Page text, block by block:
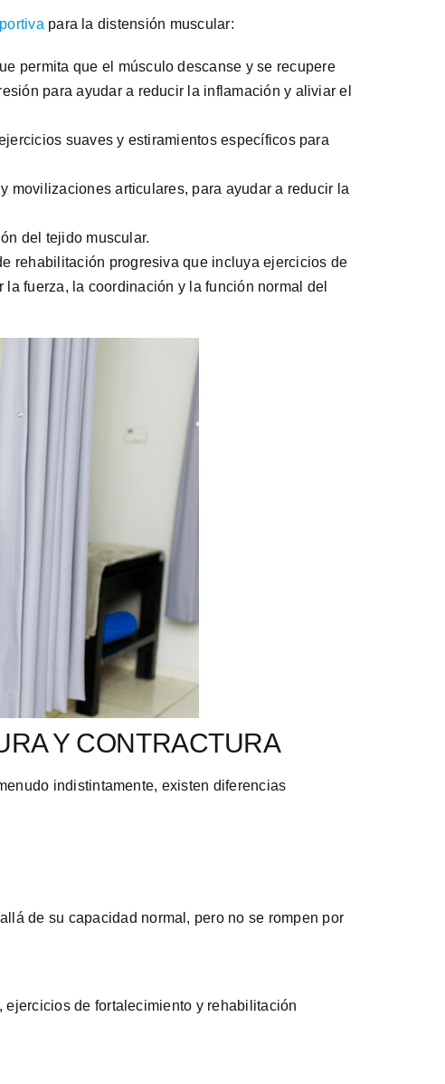
para la distensión muscular:
permita que el músculo descanse y se recupere
para ayudar a reducir la inflamación y aliviar el
suaves y estiramientos específicos para
movilizaciones articulares, para ayudar a reducir la
del tejido muscular.
rehabilitación progresiva que incluya ejercicios de
fuerza, la coordinación y la función normal del
Y CONTRACTURA
indistintamente, existen diferencias
de su capacidad normal, pero no se rompen por
de fortalecimiento y rehabilitación